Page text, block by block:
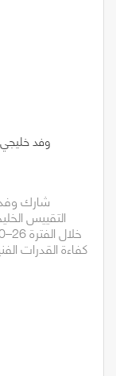
وفد
شارك
التقييس
كفاءة القدرات